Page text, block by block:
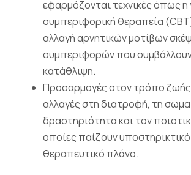
εφαρμόζονται τεχνικές όπως
συμπεριφορική θεραπεία
αλλαγή αρνητικών μοτίβων
συμπεριφορών που
κατάθλιψη.
Προσαρμογές στον τρόπο
αλλαγές στη διατροφή, τη
δραστηριότητα και τον
οποίες παίζουν
θεραπευτικό πλάνο.